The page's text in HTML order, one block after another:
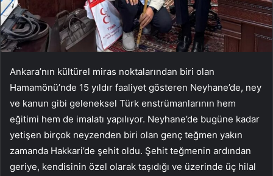
Ankara’nın kültürel miras noktalarından biri olan
Hamamönü’nde 15 yıldır faaliyet gösteren Neyhane’de, ney
ve kanun gibi geleneksel Türk enstrümanlarının hem
eğitimi hem de imalatı yapılıyor. Neyhane’de bugüne kadar
yetişen birçok neyzenden biri olan genç teğmen yakın
zamanda Hakkari’de şehit oldu. Şehit teğmenin ardından
geriye, kendisinin özel olarak taşıdığı ve üzerinde üç hilal